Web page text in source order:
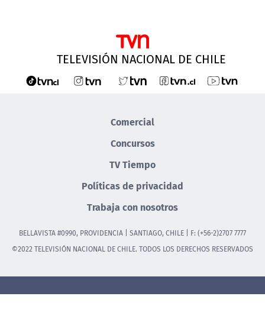
TELEVISIÓN NACIONAL DE CHILE
Comercial
Concursos
TV Tiempo
Políticas de privacidad
Trabaja con nosotros
BELLAVISTA #0990, PROVIDENCIA | SANTIAGO, CHILE | F: (+56-2)2707 7777
©2022 TELEVISIÓN NACIONAL DE CHILE. TODOS LOS DERECHOS RESERVADOS